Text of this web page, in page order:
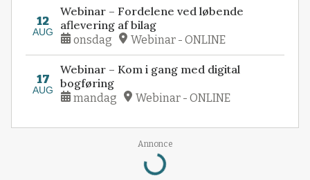
12
AUG
Webinar – Fordelene ved løbende
aflevering af bilag
onsdag Webinar - ONLINE
17
AUG
Webinar – Kom i gang med digital
bogføring
mandag Webinar - ONLINE
Annonce
Loading...